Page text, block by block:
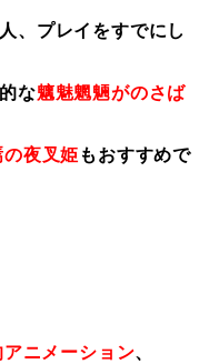
、プレイをすでにし
な魑魅魍魎がのさば
夜叉姫 もおすすめで
アニメーション、